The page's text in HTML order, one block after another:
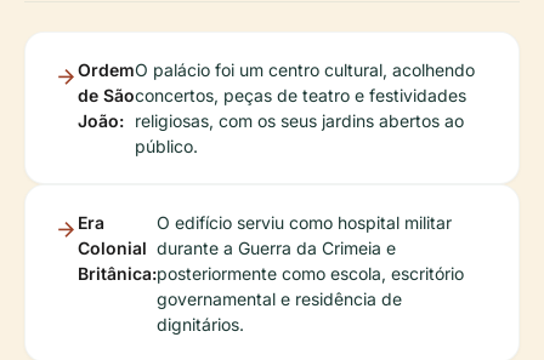
Ordem
de São
João:
O palácio foi um centro cultural, acolhendo
concertos, peças de teatro e festividades
religiosas, com os seus jardins abertos ao
público.
Era
Colonial
Britânica:
O edifício serviu como hospital militar
durante a Guerra da Crimeia e
posteriormente como escola, escritório
governamental e residência de
dignitários.